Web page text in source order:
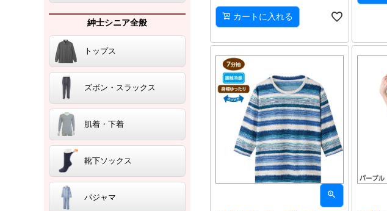
紳士シニア全般
トップス
ズボン・スラックス
肌着・下着
靴下ソックス
パジャマ
カートに入れる